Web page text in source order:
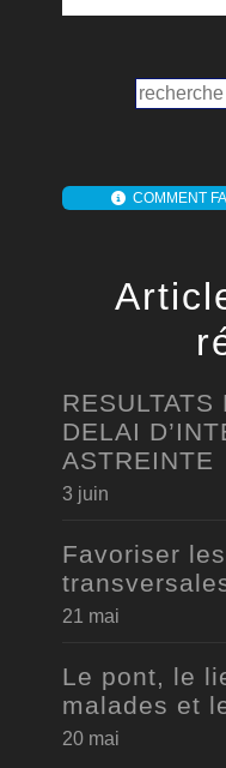
COMMENT
RESULTATS
DELAI
ASTREINTE
3 juin
Favoriser
21 mai
Le pont, le
malades et
20 mai